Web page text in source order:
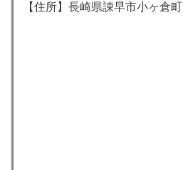
【住所】長崎県諌早市小ヶ倉町